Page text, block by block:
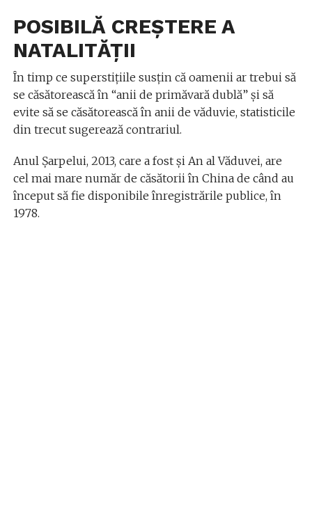
POSIBILĂ CREŞTERE A
NATALITĂŢII
În timp ce superstiţiile susţin că oamenii ar trebui să
se căsătorească în “anii de primăvară dublă” şi să
evite să se căsătorească în anii de văduvie, statisticile
din trecut sugerează contrariul.
Anul Şarpelui, 2013, care a fost şi An al Văduvei, are
cel mai mare număr de căsătorii în China de când au
început să fie disponibile înregistrările publice, în
1978.